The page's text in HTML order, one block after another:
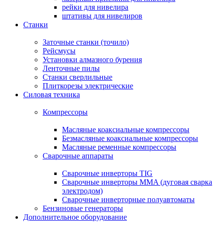
рейки для нивелира
штативы для нивелиров
Станки
Заточные станки (точило)
Рейсмусы
Установки алмазного бурения
Ленточные пилы
Станки сверлильные
Плиткорезы электрические
Силовая техника
Компрессоры
Масляные коаксиальные компрессоры
Безмасляные коаксиальные компрессоры
Масляные ременные компрессоры
Сварочные аппараты
Сварочные инверторы TIG
Сварочные инверторы MMA (дуговая сварка
электродом)
Сварочные инверторные полуавтоматы
Бензиновые генераторы
Дополнительное оборудование